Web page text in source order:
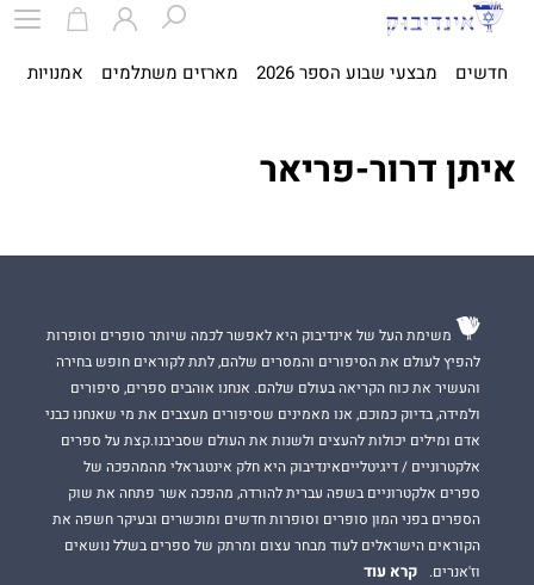
חדשים מבצעי שבוע הספר 2026 מארזים משתלמים אמנויות
איתן דרור-פריאר
משימת העל של אינדיבוק היא לאפשר לכמה שיותר סופרים וסופרות
להפיץ לעולם את הסיפורים והמסרים שלהם, לתת לקוראים חופש בחירה
והעשיר את כוח הקריאה בעולם שלהם. אנחנו אוהבים ספרים, סיפורים
ולמידה, בדיוק כמוכם, אנו מאמינים שסיפורים מעצבים את מי שאנחנו כבני
אדם ומילים יכולות להעצים ולשנות את העולם שסביבנו.קצת על ספרים
אלקטרוניים / דיגיטלייםאינדיבוק היא חלק אינטגראלי מהמהפכה של
ספרים אלקטרוניים בשפה עברית להורדה, מהפכה אשר פתחה את שוק
הספרים בפני המון סופרים וסופרות חדשים ומוכשרים ובעיקר חשפה את
הקוראים הישראלים לעוד מבחר עצום ומרתק של ספרים בשלל נושאים
וז'אנרים.
קרא עוד